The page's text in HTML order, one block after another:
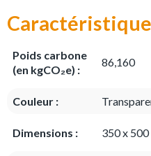
Poids carbone
(en kgCO₂e) :
86,160
Couleur :
Dimensions : 350 x